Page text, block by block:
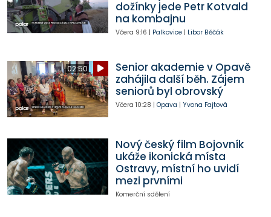
dožínky jede Petr Kotvald
na kombajnu
Včera 9:16 | Palkovice| Libor Běčák
02:50
Senior akademie v Opavě
zahájila další běh. Zájem
seniorů byl obrovský
Včera 10:28 | Opava | Yvona Fajtová
Nový český film Bojovník
ukáže ikonická místa
Ostravy, místní ho uvidí
mezi prvními
Komerční sdělení